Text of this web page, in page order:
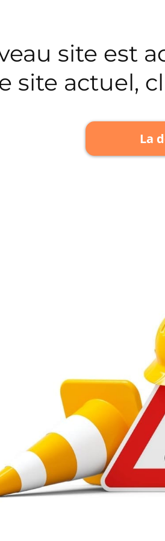
site est
site actuel,
La